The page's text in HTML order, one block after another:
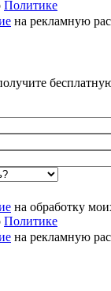
Политике
на рекламную
на обработку
Политике
на рекламную